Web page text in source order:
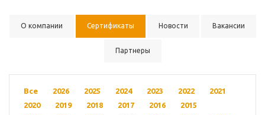
О компании Сертификаты Новости Вакансии
Партнеры
Все 2026 2025 2024 2023 2022
2021
2020
2019 2018 2017 2016
2015